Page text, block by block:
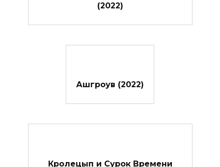
(2022)
Ашгроув (2022)
Кролецып и Сурок Времени